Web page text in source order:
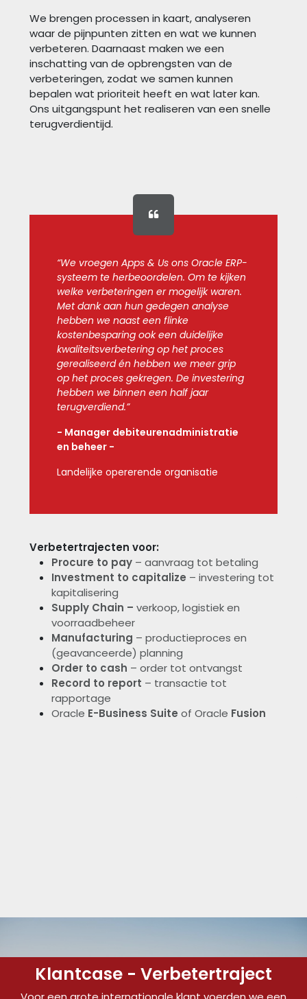
We brengen processen in kaart, analyseren
waar de pijnpunten zitten en wat we kunnen
verbeteren. Daarnaast maken we een
inschatting van de opbrengsten van de
verbeteringen, zodat we samen kunnen
bepalen wat prioriteit heeft en wat later kan.
Ons uitgangspunt het realiseren van een snelle
terugverdientijd.
“We vroegen Apps & Us ons Oracle ERP-
systeem te herbeoordelen. Om te kijken
welke verbeteringen er mogelijk waren.
Met dank aan hun gedegen analyse
hebben we naast een flinke
kostenbesparing ook een duidelijke
kwaliteitsverbetering op het proces
gerealiseerd én hebben we meer grip
op het proces gekregen. De investering
hebben we binnen een half jaar
terugverdiend.”
- Manager debiteurenadministratie
en beheer -
Landelijke opererende organisatie
Verbetertrajecten voor:
Procure to pay – aanvraag tot betaling
Investment to capitalize – investering tot
kapitalisering
Supply Chain – verkoop, logistiek en
voorraadbeheer
Manufacturing – productieproces en
(geavanceerde) planning
Order to cash – order tot ontvangst
Record to report – transactie tot
rapportage
Oracle E-Business Suite of Oracle Fusion
Klantcase - Verbetertraject